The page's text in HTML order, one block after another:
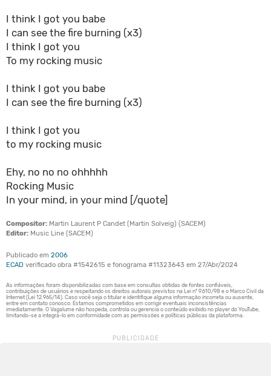
I think I got you babe
I can see the fire burning (x3)
I think I got you
To my rocking music
I think I got you babe
I can see the fire burning (x3)
I think I got you
to my rocking music
Ehy, no no no ohhhhh
Rocking Music
In your mind, in your mind [/quote]
Compositor: Martin Laurent P Candet (Martin Solveig) (SACEM)
Editor: Music Line (SACEM)
Publicado em 2006
ECAD verificado obra #1542615 e fonograma #11323643 em 27/Abr/2024